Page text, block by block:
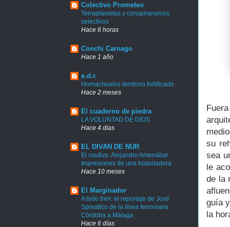
su
sea
le
de la
guía
la
Colectivo Prometeo
Terraplanistas y conspiranoicos
selectivos
Hace 6 horas
Conchi Carnago
Hace 1 año
e.d.r.
Hornachuelos territorio fortificado
Hace 2 meses
El cuaderno de piedra
LA VOLUNTAD DE DIOS
Hace 4 días
EL DIVAN DE NUR
El cautivo. Alejandro Amenábar.
Impresiones de una historiadora
Hace 10 meses
El Marginador
A todo tren: el reportaje de José
Spreafico de la línea ferroviaria
Córdoba a Málaga
Hace 6 días